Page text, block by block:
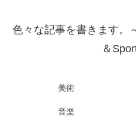
色々な記事を書きます。
＆
美術
音楽